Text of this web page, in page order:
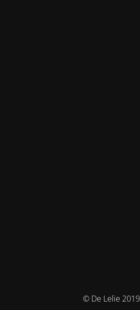
© De Lelie 2019